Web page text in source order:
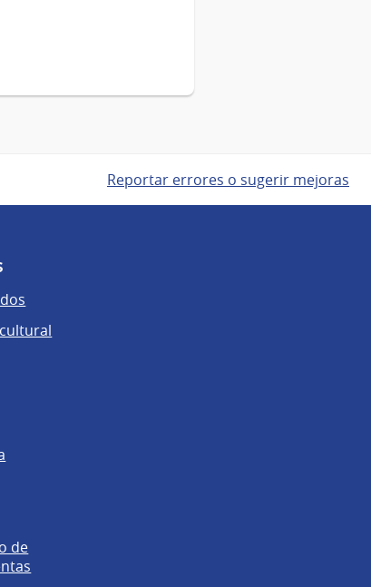
Reportar errores o sugerir mejoras
de